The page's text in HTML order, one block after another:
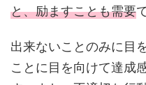
と、励ますことも需要
出来ないことのみに目
ことに目を向けて達成